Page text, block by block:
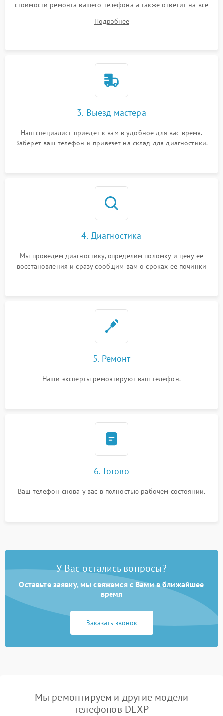
стоимости ремонта вашего телефона а также ответит на все
Подробнее
3. Выезд мастера
Наш специалист приедет к вам в удобное для вас время.
Заберет ваш телефон и привезет на склад для диагностики.
4. Диагностика
Мы проведем диагностику, определим поломку и цену ее
восстановления и сразу сообщим вам о сроках ее починки
5. Ремонт
Наши эксперты ремонтируют ваш телефон.
6. Готово
Ваш телефон снова у вас в полностью рабочем состоянии.
У Вас остались вопросы?
Оставьте заявку, мы свяжемся с Вами в ближайшее
время
Заказать звонок
Мы ремонтируем и другие модели
телефонов DEXP